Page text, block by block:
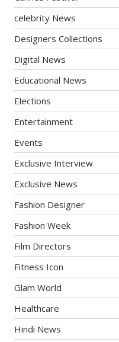
celebrity News
Designers Collections
Digital News
Educational News
Elections
Entertainment
Events
Exclusive Interview
Exclusive News
Fashion Designer
Fashion Week
Film Directors
Fitness Icon
Glam World
Healthcare
Hindi News